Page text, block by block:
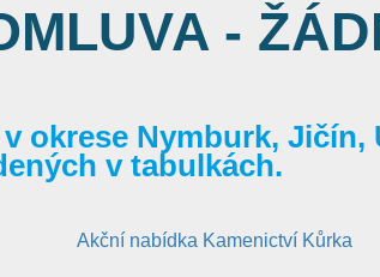
-
okrese Nymburk, Jičín,
v tabulkách.